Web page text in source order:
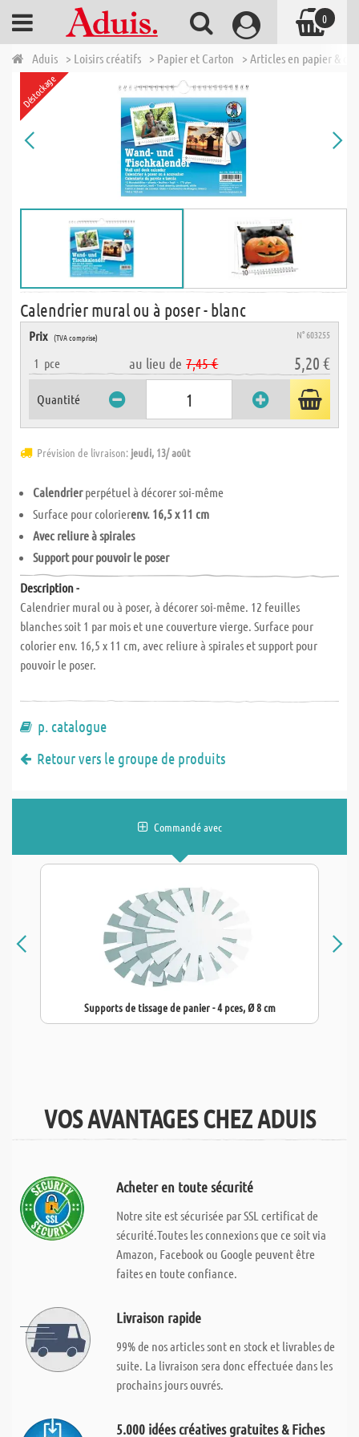
Aduis > Loisirs créatifs > Papier et Carton > Articles en papier &
Déstockage
Calendrier mural ou à poser - blanc
Prix (TVA comprise) N° 603255
1 pce au lieu de 7,45 € 5,20 €
Quantité
Prévision de livraison: jeudi, 13/ août
Calendrierperpétuel à décorer soi-même
Surface pour colorierenv. 16,5 x 11 cm
Avec reliure à spirales
Support pour pouvoir le poser
Description -
Calendrier mural ou à poser, à décorer soi-même. 12 feuilles
blanches soit 1 par mois et une couverture vierge. Surface pour
colorier env. 16,5 x 11 cm, avec reliure à spirales et support pour
pouvoir le poser.
p. catalogue
Retour vers le groupe de produits
Commandé avec
Supports de tissage de panier - 4 pces, Ø 8 cm
VOS AVANTAGES CHEZ ADUIS
Acheter en toute sécurité
Notre site est sécurisée par SSL certificat de
sécurité.Toutes les connexions que ce soit via
Amazon, Facebook ou Google peuvent être
faites en toute confiance.
Livraison rapide
99% de nos articles sont en stock et livrables de
suite. La livraison sera donc effectuée dans les
prochains jours ouvrés.
5.000 idées créatives gratuites & Fiches
0